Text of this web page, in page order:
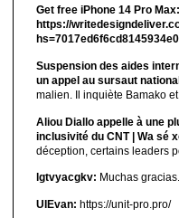
Get free iPhone 14 Pro Max:
https://
Suspension des aides
un appel au sursaut
malien. Il inquiète Bamako
Aliou Diallo appelle à une
inclusivité du CNT | Wa sé
déception, certains leaders
lgtvyacgkv: Muchas
UIEvan: https://unit-pro.pro/